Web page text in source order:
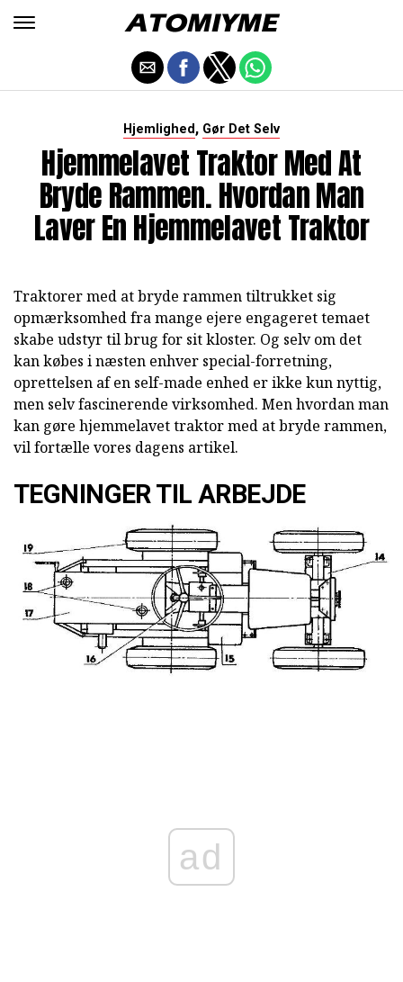
Hjemlighed, Gør Det Selv
Hjemmelavet Traktor Med At
Bryde Rammen. Hvordan Man
Laver En Hjemmelavet Traktor
Traktorer med at bryde rammen tiltrukket sig
opmærksomhed fra mange ejere engageret temaet
skabe udstyr til brug for sit kloster. Og selv om det
kan købes i næsten enhver special-forretning,
oprettelsen af en self-made enhed er ikke kun nyttig,
men selv fascinerende virksomhed. Men hvordan man
kan gøre hjemmelavet traktor med at bryde rammen,
vil fortælle vores dagens artikel.
TEGNINGER TIL ARBEJDE
ad